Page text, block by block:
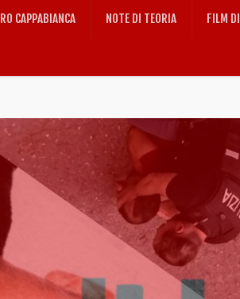
CAPPABIANCA NOTE DI TEORIA FILM